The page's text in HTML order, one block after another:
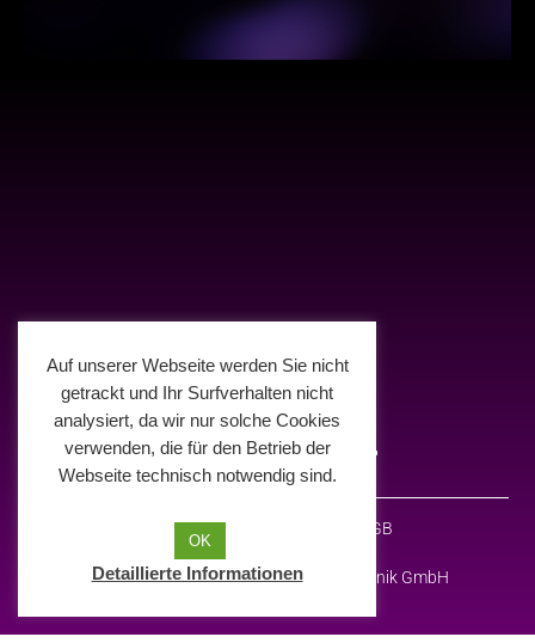
Impressum AGB
© 2026 Deelight Medien- und Eventtechnik GmbH
Auf unserer Webseite werden Sie nicht
getrackt und Ihr Surfverhalten nicht
analysiert, da wir nur solche Cookies
verwenden, die für den Betrieb der
Webseite technisch notwendig sind.
OK
Detaillierte Informationen